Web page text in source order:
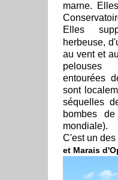
marne.
Elles
herbeuse,
au vent et
entourées
sont
séquelles
bombes
mondiale).
C'est un
et Marais